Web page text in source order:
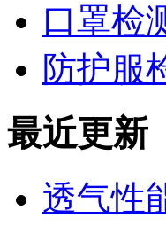
口罩检
防护服
最近更新
透气性